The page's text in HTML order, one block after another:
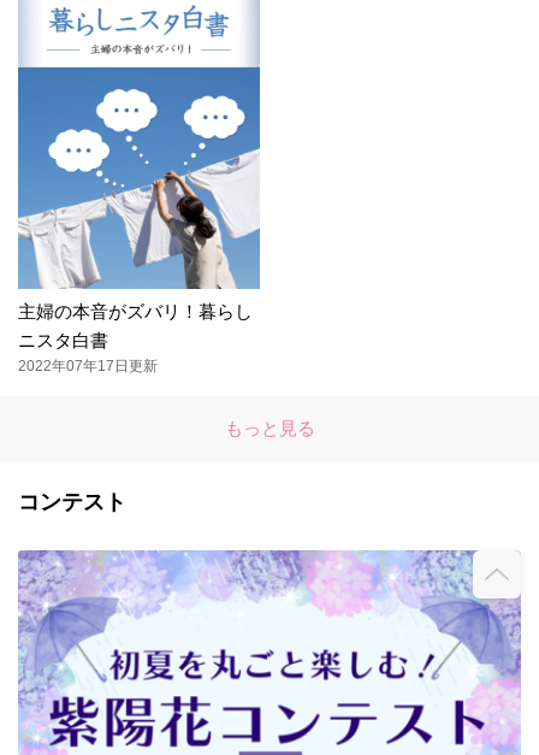
主婦の本音がズバリ！暮らし
ニスタ白書
2022年07年17日更新
もっと見る
コンテスト